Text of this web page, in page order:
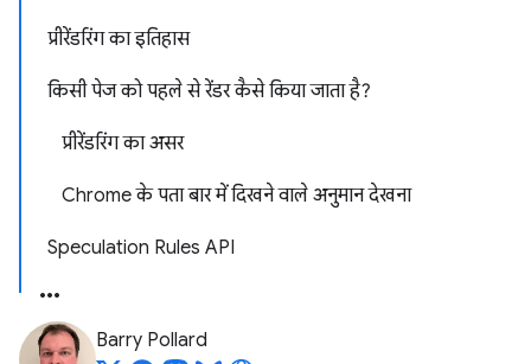
प्रीरेंडरिंग का इतिहास
किसी पेज को पहले से रेंडर कैसे किया जाता है?
प्रीरेंडरिंग का असर
Chrome के पता बार में दिखने वाले अनुमान देखना
Speculation Rules API
Barry Pollard